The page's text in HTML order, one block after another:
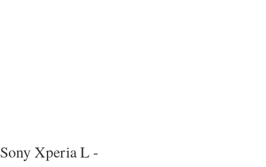
Sony Xperia L -